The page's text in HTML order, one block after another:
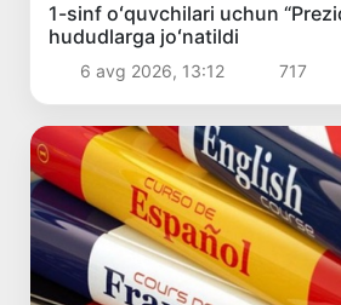
1-sinf oʻquvchilari uchun
hududlarga joʻnatildi
6 avg 2026, 13:12 717